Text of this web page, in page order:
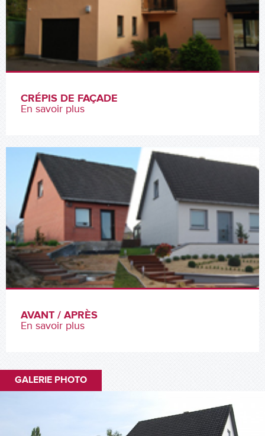
CRÉPIS DE FAÇADE
En savoir plus
AVANT / APRÈS
En savoir plus
GALERIE PHOTO